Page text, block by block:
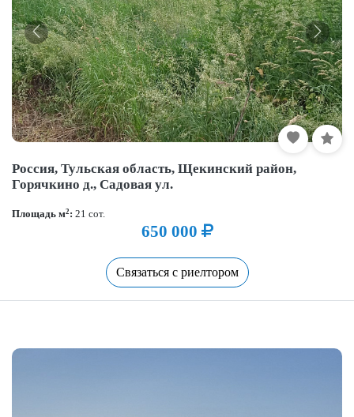
Россия, Тульская область, Щекинский район,
Горячкино д., Садовая ул.
Площадь м2 : 21 сот.
650 000
Связаться с риелтором